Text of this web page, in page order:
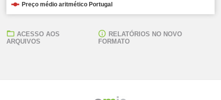
Preço médio aritmético Portugal
ACESSO AOS
ARQUIVOS
RELATÓRIOS NO NOVO
FORMATO